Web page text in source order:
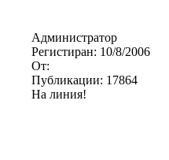
Администратор
Регистиран: 10/8/2006
От:
Публикации: 17864
На линия!